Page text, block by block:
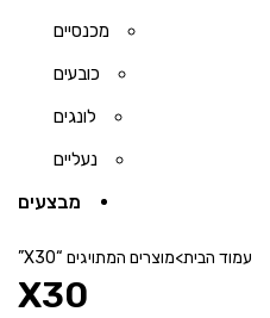
מכנסיים
כובעים
לונגים
נעליים
מבצעים
עמוד הבית>מוצרים המתויגים “X30”
X30